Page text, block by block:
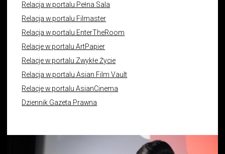
Relacja w portalu Pełna Sala
Relacja w portalu Filmaster
Relacja w portalu EnterTheRoom
Relacje w portalu ArtPapier
Relacje w portalu Zwykłe Życie
Relacja w portalu Asian Film Vault
Relacje w portalu AsianCinema
Dziennik Gazeta Prawna